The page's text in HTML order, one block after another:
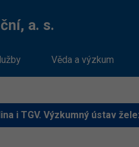
a. s.
Věda a výzkum
i TGV. Výzkumný ústav